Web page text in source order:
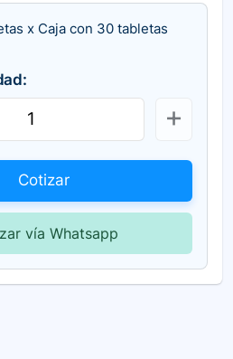
x Caja con 30 tabletas
Cotizar
vía Whatsapp